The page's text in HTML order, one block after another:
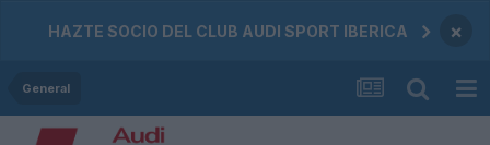
HAZTE SOCIO DEL CLUB AUDI SPORT IBERICA ×
General